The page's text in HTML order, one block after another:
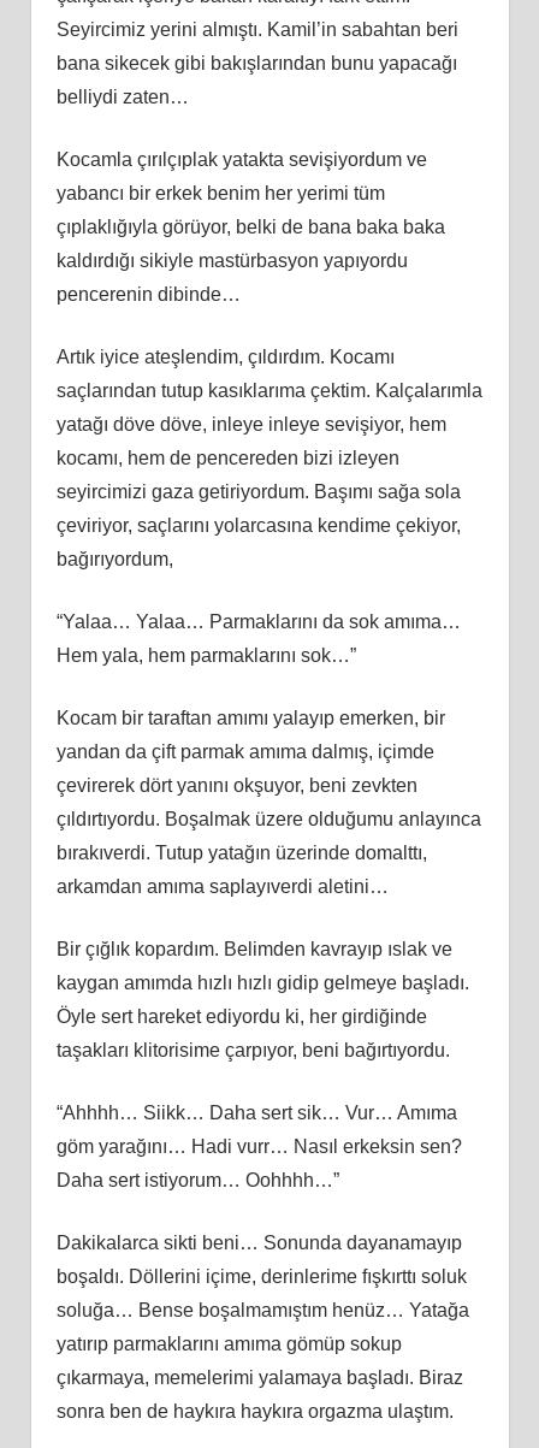
Seyircimiz yerini almıştı. Kamil’in sabahtan beri
bana sikecek gibi bakışlarından bunu yapacağı
belliydi zaten…
Kocamla çırılçıplak yatakta sevişiyordum ve
yabancı bir erkek benim her yerimi tüm
çıplaklığıyla görüyor, belki de bana baka baka
kaldırdığı sikiyle mastürbasyon yapıyordu
pencerenin dibinde…
Artık iyice ateşlendim, çıldırdım. Kocamı
saçlarından tutup kasıklarıma çektim. Kalçalarımla
yatağı döve döve, inleye inleye sevişiyor, hem
kocamı, hem de pencereden bizi izleyen
seyircimizi gaza getiriyordum. Başımı sağa sola
çeviriyor, saçlarını yolarcasına kendime çekiyor,
bağırıyordum,
“Yalaa… Yalaa… Parmaklarını da sok amıma…
Hem yala, hem parmaklarını sok…”
Kocam bir taraftan amımı yalayıp emerken, bir
yandan da çift parmak amıma dalmış, içimde
çevirerek dört yanını okşuyor, beni zevkten
çıldırtıyordu. Boşalmak üzere olduğumu anlayınca
bırakıverdi. Tutup yatağın üzerinde domalttı,
arkamdan amıma saplayıverdi aletini…
Bir çığlık kopardım. Belimden kavrayıp ıslak ve
kaygan amımda hızlı hızlı gidip gelmeye başladı.
Öyle sert hareket ediyordu ki, her girdiğinde
taşakları klitorisime çarpıyor, beni bağırtıyordu.
“Ahhhh… Siikk… Daha sert sik… Vur… Amıma
göm yarağını… Hadi vurr… Nasıl erkeksin sen?
Daha sert istiyorum… Oohhhh…”
Dakikalarca sikti beni… Sonunda dayanamayıp
boşaldı. Döllerini içime, derinlerime fışkırttı soluk
soluğa… Bense boşalmamıştım henüz… Yatağa
yatırıp parmaklarını amıma gömüp sokup
çıkarmaya, memelerimi yalamaya başladı. Biraz
sonra ben de haykıra haykıra orgazma ulaştım.